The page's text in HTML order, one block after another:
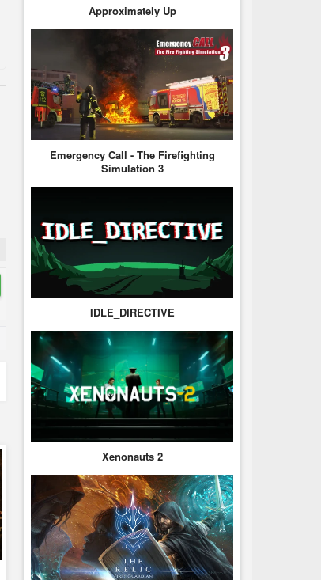
Approximately Up
Emergency Call - The Firefighting
Simulation 3
IDLE_DIRECTIVE
Xenonauts 2